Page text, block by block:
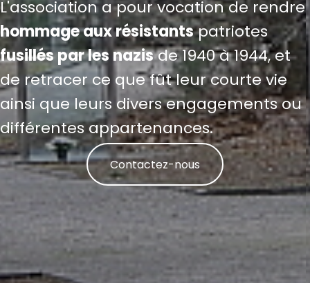
L'association a pour vocation de rendre
hommage aux résistantspatriotes
fusillés par les nazisde 1940 à 1944, et
de retracer ce que fût leur courte vie
ainsi que leurs divers engagements ou
différentes appartenances.
Contactez-nous